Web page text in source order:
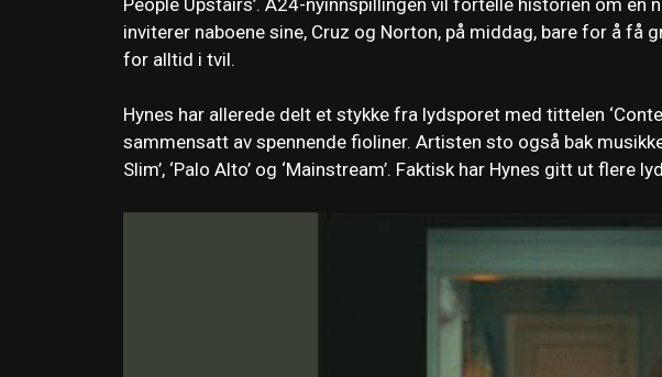
inviterer naboene sine, Cruz og Norton, på middag, bare for å få
for alltid i tvil.
Hynes har allerede delt et stykke fra lydsporet med tittelen
sammensatt av spennende fioliner. Artisten sto også bak
Slim’, ‘Palo Alto’ og ‘Mainstream’. Faktisk har Hynes gitt ut flere